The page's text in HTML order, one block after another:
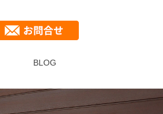
BLOG